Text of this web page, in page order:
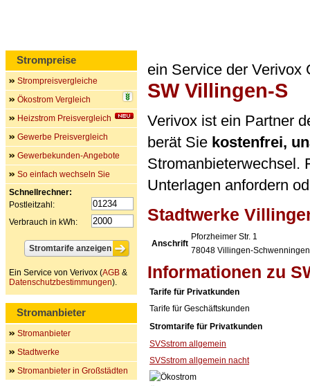
ein Service der Verivox
SW Villingen-S
Verivox ist ein Partner
berät Sie kostenfrei,
Stromanbieterwechsel.
Unterlagen anfordern
Stadtwerke
Anschrift
Pforzheimer Str. 1
78048 Villingen-Schwenningen
Informationen zu
Tarife für Privatkunden
Tarife für Geschäftskunden
Stromtarife für Privatkunden
SVSstrom allgemein
SVSstrom allgemein nacht
Strompreise
Strompreisvergleiche
Ökostrom Vergleich
Heizstrom Preisvergleich
Gewerbe Preisvergleich
Gewerbekunden-Angebote
So einfach wechseln Sie
Schnellrechner:
Postleitzahl:
Verbrauch in kWh:
Ein Service von Verivox (AGB &
Datenschutzbestimmungen).
Stromanbieter
Stromanbieter
Stadtwerke
Stromanbieter in Großstädten